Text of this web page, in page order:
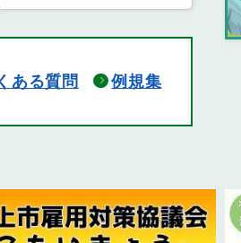
ある質問 例規集